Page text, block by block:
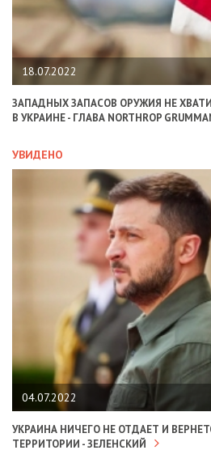
18.07.2022
ЗАПАДНЫХ ЗАПАСОВ ОРУЖИЯ НЕ
В УКРАИНЕ - ГЛАВА NORTHROP
УВИДЕНО
04.07.2022
УКРАИНА НИЧЕГО НЕ ОТДАЕТ И
ТЕРРИТОРИИ - ЗЕЛЕНСКИЙ